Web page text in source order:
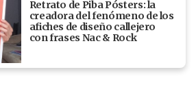
Retrato de Piba Pósters: la
creadora del fenómeno de los
afiches de diseño callejero
con frases Nac & Rock